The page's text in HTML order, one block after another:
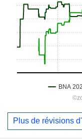
Plus de révisions